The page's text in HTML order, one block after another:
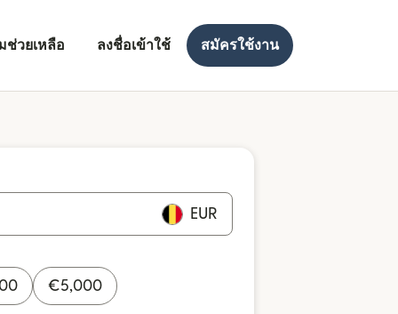
ช่วยเหลือ ลงชื่อเข้าใช้ สมัครใช้งาน
EUR
€5,000